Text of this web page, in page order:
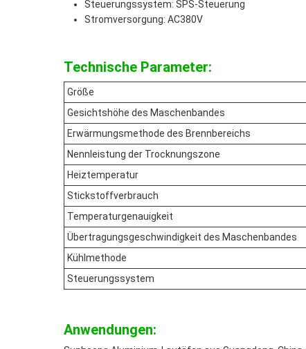
Steuerungssystem: SPS-Steuerung
Stromversorgung: AC380V
Technische Parameter:
Größe
Gesichtshöhe des Maschenbandes
Erwärmungsmethode des Brennbereichs
Nennleistung der Trocknungszone
Heiztemperatur
Stickstoffverbrauch
Temperaturgenauigkeit
Übertragungsgeschwindigkeit des Maschenbandes
Kühlmethode
Steuerungssystem
Anwendungen: